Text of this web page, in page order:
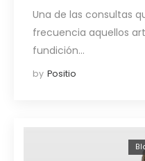
Una de las consultas
frecuencia aquellos
fundición…
by Positio